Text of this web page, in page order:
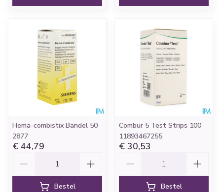
Hema-combistix Bandel 50
2877
€ 44,79
Bestel
Combur 5 Test Strips 100
11893467255
€ 30,53
Bestel